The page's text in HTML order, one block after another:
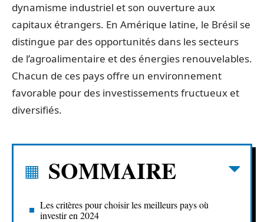
dynamisme industriel et son ouverture aux
capitaux étrangers. En Amérique latine, le Brésil se
distingue par des opportunités dans les secteurs
de l’agroalimentaire et des énergies renouvelables.
Chacun de ces pays offre un environnement
favorable pour des investissements fructueux et
diversifiés.
SOMMAIRE
Les critères pour choisir les meilleurs pays où
investir en 2024